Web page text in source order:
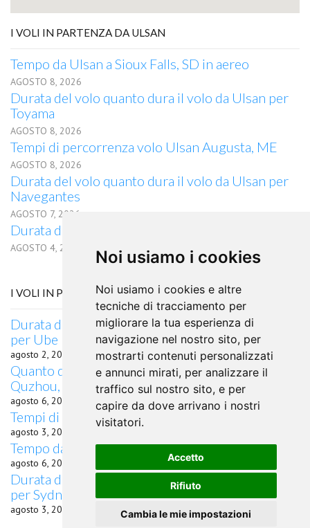
Noi usiamo i cookies
Noi usiamo i cookies e altre
tecniche di tracciamento per
migliorare la tua esperienza di
navigazione nel nostro sito, per
mostrarti contenuti personalizzati
e annunci mirati, per analizzare il
traffico sul nostro sito, e per
capire da dove arrivano i nostri
visitatori.
Accetto
Rifiuto
Cambia le mie impostazioni
I VOLI IN PARTENZA DA ULSAN
Tempo da Ulsan a Sioux Falls, SD in aereo
AGOSTO 8, 2026
Durata del volo quanto dura il volo da Ulsan per
Toyama
AGOSTO 8, 2026
Tempi di percorrenza volo Ulsan Augusta, ME
AGOSTO 8, 2026
Durata del volo quanto dura il volo da Ulsan per
Navegantes
AGOSTO 7, 2026
Durata del volo da Ulsan per Zagabria
AGOSTO 4, 2026
I VOLI IN PARTENZA DA BELGRADO
Durata del volo quanto dura il volo da Belgrado
per Ube
agosto 2, 2026
Quanto dura il volo da Belgrado, Cina per
Quzhou, Serbia
agosto 6, 2026
Tempi di percorrenza volo Belgrado Siviglia
agosto 3, 2026
Tempo da Belgrado a Goa in aereo
agosto 6, 2026
Durata del volo quanto dura il volo da Belgrado
per Sydney, NSW
agosto 3, 2026